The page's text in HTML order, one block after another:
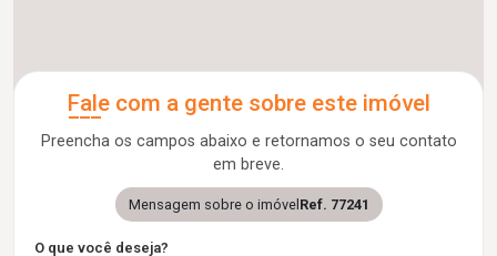
Fale com a gente sobre este imóvel
Preencha os campos abaixo e retornamos o seu contato
em breve.
Mensagem sobre o imóvel Ref. 77241
O que você deseja?